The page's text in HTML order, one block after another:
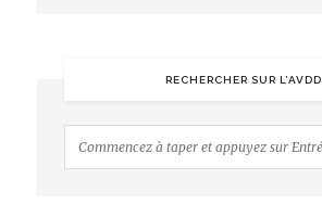
RECHERCHER SUR L’AVDD